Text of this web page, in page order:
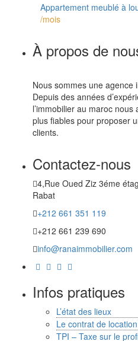
Appartement meublé à
/mois
À propos de
Nous sommes une agence
Depuis des années
l’immobilier au maroc
plus fiables pour proposer
clients.
Contactez-nous
4,Rue Oued Ziz 3éme
Rabat
+212 661 351 119
+212 661 239 690
info@ranaimmobilier.com
Infos pratiques
L’état des lieux
Le contrat de
TPI – Taxe sur le